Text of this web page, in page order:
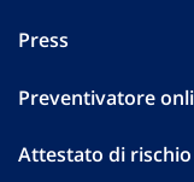
Press
Preventivatore
Attestato di rischio